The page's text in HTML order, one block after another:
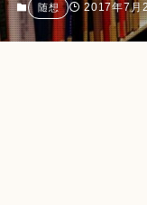
随想 2017年7月